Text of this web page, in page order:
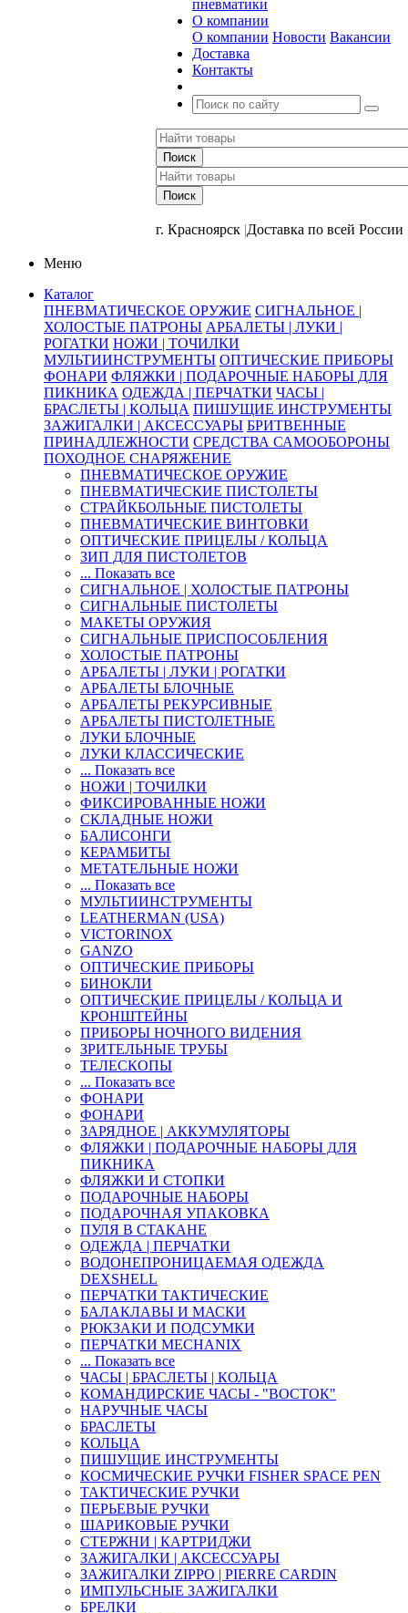
пневматики
О компании
О компании Новости Вакансии
Доставка
Контакты
г. Красноярск |Доставка по всей России
Меню
Каталог
ПНЕВМАТИЧЕСКОЕ ОРУЖИЕ СИГНАЛЬНОЕ |
ХОЛОСТЫЕ ПАТРОНЫ АРБАЛЕТЫ | ЛУКИ |
РОГАТКИ НОЖИ | ТОЧИЛКИ
МУЛЬТИИНСТРУМЕНТЫ ОПТИЧЕСКИЕ ПРИБОРЫ
ФОНАРИ ФЛЯЖКИ | ПОДАРОЧНЫЕ НАБОРЫ ДЛЯ
ПИКНИКА ОДЕЖДА | ПЕРЧАТКИ ЧАСЫ |
БРАСЛЕТЫ | КОЛЬЦА ПИШУЩИЕ ИНСТРУМЕНТЫ
ЗАЖИГАЛКИ | АКСЕССУАРЫ БРИТВЕННЫЕ
ПРИНАДЛЕЖНОСТИ СРЕДСТВА САМООБОРОНЫ
ПОХОДНОЕ СНАРЯЖЕНИЕ
ПНЕВМАТИЧЕСКОЕ ОРУЖИЕ
ПНЕВМАТИЧЕСКИЕ ПИСТОЛЕТЫ
СТРАЙКБОЛЬНЫЕ ПИСТОЛЕТЫ
ПНЕВМАТИЧЕСКИЕ ВИНТОВКИ
ОПТИЧЕСКИЕ ПРИЦЕЛЫ / КОЛЬЦА
ЗИП ДЛЯ ПИСТОЛЕТОВ
... Показать все
СИГНАЛЬНОЕ | ХОЛОСТЫЕ ПАТРОНЫ
СИГНАЛЬНЫЕ ПИСТОЛЕТЫ
МАКЕТЫ ОРУЖИЯ
СИГНАЛЬНЫЕ ПРИСПОСОБЛЕНИЯ
ХОЛОСТЫЕ ПАТРОНЫ
АРБАЛЕТЫ | ЛУКИ | РОГАТКИ
АРБАЛЕТЫ БЛОЧНЫЕ
АРБАЛЕТЫ РЕКУРСИВНЫЕ
АРБАЛЕТЫ ПИСТОЛЕТНЫЕ
ЛУКИ БЛОЧНЫЕ
ЛУКИ КЛАССИЧЕСКИЕ
... Показать все
НОЖИ | ТОЧИЛКИ
ФИКСИРОВАННЫЕ НОЖИ
СКЛАДНЫЕ НОЖИ
БАЛИСОНГИ
КЕРАМБИТЫ
МЕТАТЕЛЬНЫЕ НОЖИ
... Показать все
МУЛЬТИИНСТРУМЕНТЫ
LEATHERMAN (USA)
VICTORINOX
GANZO
ОПТИЧЕСКИЕ ПРИБОРЫ
БИНОКЛИ
ОПТИЧЕСКИЕ ПРИЦЕЛЫ / КОЛЬЦА И
КРОНШТЕЙНЫ
ПРИБОРЫ НОЧНОГО ВИДЕНИЯ
ЗРИТЕЛЬНЫЕ ТРУБЫ
ТЕЛЕСКОПЫ
... Показать все
ФОНАРИ
ФОНАРИ
ЗАРЯДНОЕ | АККУМУЛЯТОРЫ
ФЛЯЖКИ | ПОДАРОЧНЫЕ НАБОРЫ ДЛЯ
ПИКНИКА
ФЛЯЖКИ И СТОПКИ
ПОДАРОЧНЫЕ НАБОРЫ
ПОДАРОЧНАЯ УПАКОВКА
ПУЛЯ В СТАКАНЕ
ОДЕЖДА | ПЕРЧАТКИ
ВОДОНЕПРОНИЦАЕМАЯ ОДЕЖДА
DEXSHELL
ПЕРЧАТКИ ТАКТИЧЕСКИЕ
БАЛАКЛАВЫ И МАСКИ
РЮКЗАКИ И ПОДСУМКИ
ПЕРЧАТКИ MECHANIX
... Показать все
ЧАСЫ | БРАСЛЕТЫ | КОЛЬЦА
КОМАНДИРСКИЕ ЧАСЫ - "ВОСТОК"
НАРУЧНЫЕ ЧАСЫ
БРАСЛЕТЫ
КОЛЬЦА
ПИШУЩИЕ ИНСТРУМЕНТЫ
КОСМИЧЕСКИЕ РУЧКИ FISHER SPACE PEN
ТАКТИЧЕСКИЕ РУЧКИ
ПЕРЬЕВЫЕ РУЧКИ
ШАРИКОВЫЕ РУЧКИ
СТЕРЖНИ | КАРТРИДЖИ
ЗАЖИГАЛКИ | АКСЕССУАРЫ
ЗАЖИГАЛКИ ZIPPO | PIERRE CARDIN
ИМПУЛЬСНЫЕ ЗАЖИГАЛКИ
БРЕЛКИ